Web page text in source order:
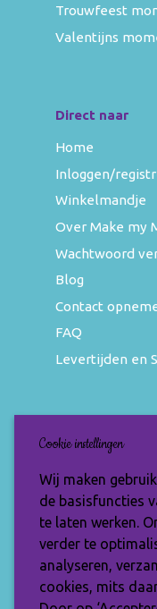
Trouwfeest
Valentijns
Direct naar
Home
Inloggen/
Winkelmandje
Over Make my
Wachtwoord
Blog
Contact
FAQ
Levertijden en
Nieuwsbrief
Wil jij op de
items en
mailadres dan
Moment
Cookie instellingen
Wij maken
de basisfuncties
te laten werken.
verder te
analyseren,
cookies, mits